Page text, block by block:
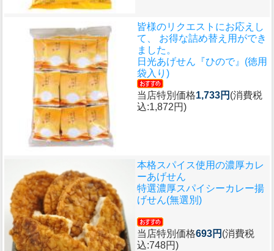
皆様のリクエストにお応えし
て、 お得な詰め替え用ができ
ました。
日光あげせん『ひので』(徳用
袋入り)
当店特別価格1,733円 (消費税
込:1,872円)
本格スパイス使用の濃厚カレ
ーあげせん
特選濃厚スパイシーカレー揚
げせん(無選別)
当店特別価格693円 (消費税
込:748円)